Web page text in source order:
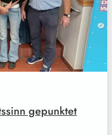
gepunktet